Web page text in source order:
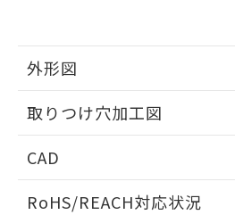
外形図
取りつけ穴加工図
CAD
ドすることができます。
RoHS/REACH対応状況
品・サービスに関す
をご了承ください。
※当社の共同利用者と
下記の非含有証明書をダウ
とができます。
EU RoHS指令（10物質）
51物質の非含有証明書（当
※本証明書は発行日時点で
ものではありません。
また、RoHS指令のフタル
物質の対応では、対応完了